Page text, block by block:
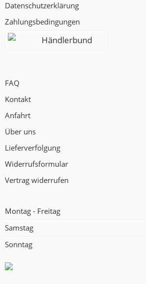
Datenschutzerklärung
Zahlungsbedingungen
Händlerbund
FAQ
Kontakt
Anfahrt
Über uns
Lieferverfolgung
Widerrufsformular
Vertrag widerrufen
Montag - Freitag
Samstag
Sonntag